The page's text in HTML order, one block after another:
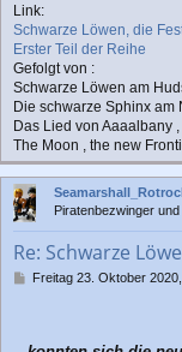
Link:
Schwarze Löwen, die
Erster Teil der Reihe
Gefolgt von :
Schwarze Löwen am
Die schwarze Sphinx am
Das Lied von Aaaalbany ,
The Moon , the new
Piratenbezwinger
Re: Schwarze
B
r
Freitag 23. Oktober